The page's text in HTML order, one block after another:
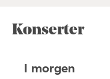
Konserter
I morgen